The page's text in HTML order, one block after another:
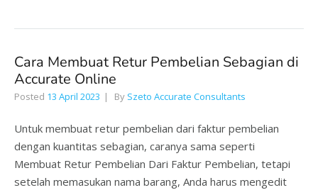
Cara Membuat Retur Pembelian Sebagian di
Accurate Online
Posted 13 April 2023 By Szeto Accurate Consultants
Untuk membuat retur pembelian dari faktur pembelian
dengan kuantitas sebagian, caranya sama seperti
Membuat Retur Pembelian Dari Faktur Pembelian, tetapi
setelah memasukan nama barang, Anda harus mengedit